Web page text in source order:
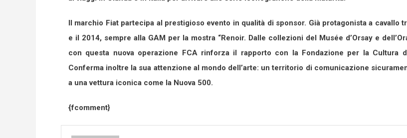
Il marchio Fiat partecipa al prestigioso evento in qualità di sponsor. Già protagonista a cavallo
e il 2014, sempre alla GAM per la mostra “Renoir. Dalle collezioni del Musée d’Orsay e
con questa nuova operazione FCA rinforza il rapporto con la Fondazione per la Cultura
Conferma inoltre la sua attenzione al mondo dell’arte: un territorio di comunicazione
a una vettura iconica come la Nuova 500.
{fcomment}